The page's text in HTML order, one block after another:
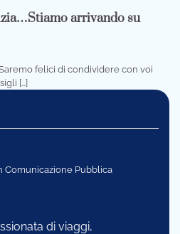
arrivando su
felici di condividere con voi
[…]
Comunicazione Pubblica
di viaggi,